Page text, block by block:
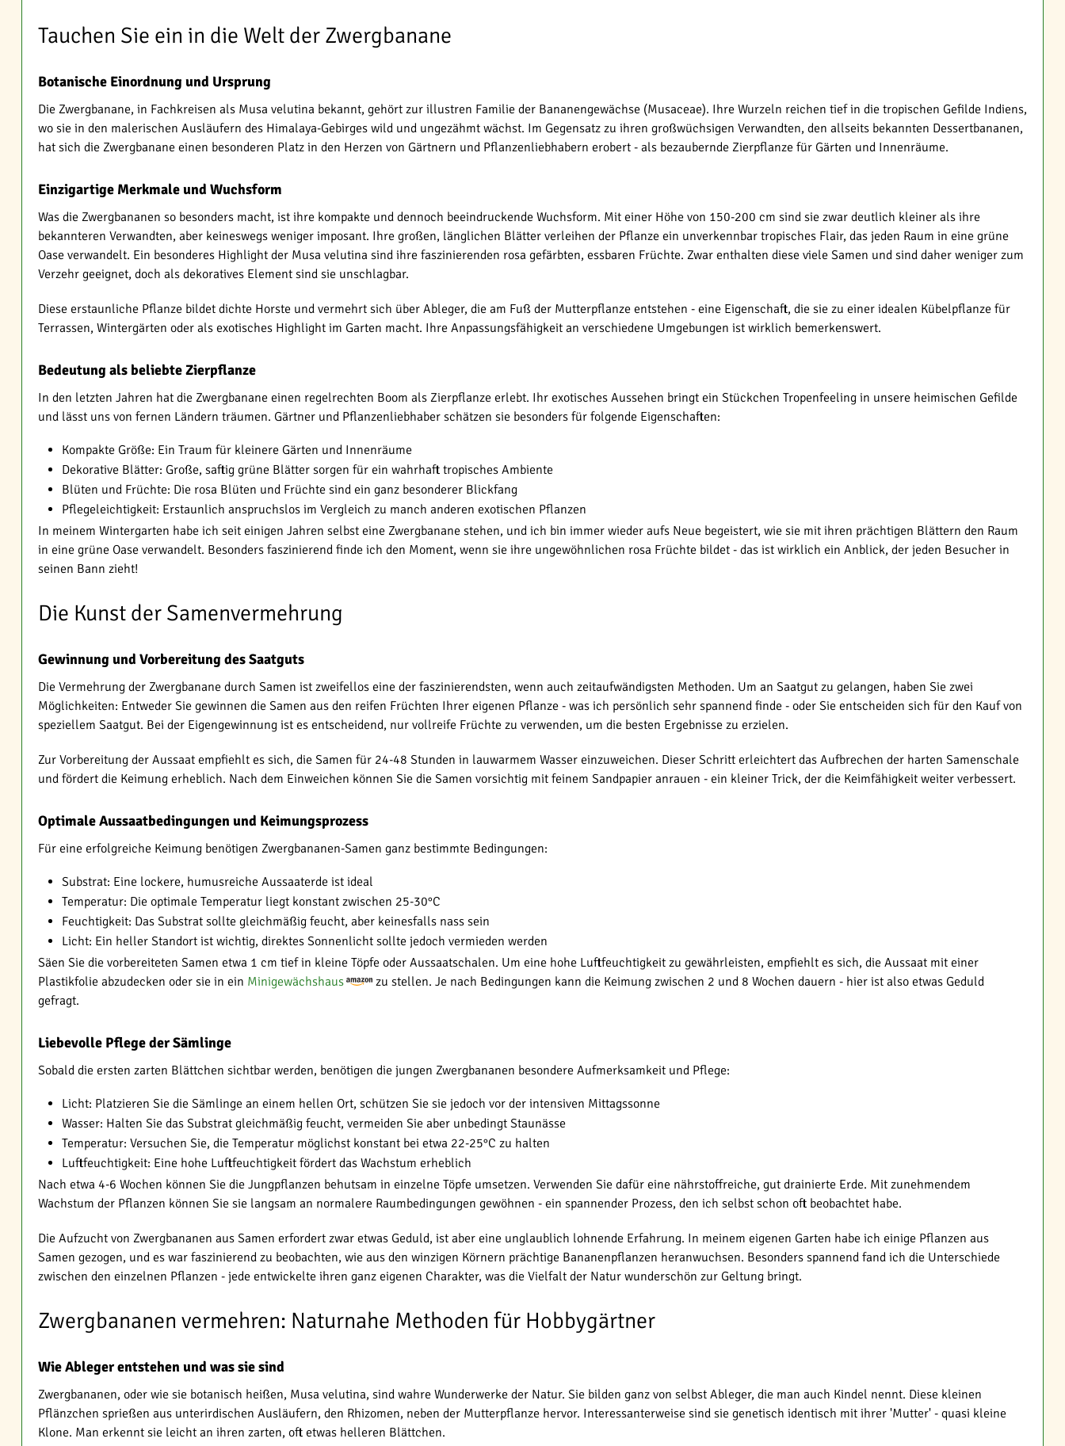
Tauchen Sie ein in die Welt der Zwergbanane
Botanische Einordnung und Ursprung
Die Zwergbanane, in Fachkreisen als Musa velutina bekannt, gehört zur illustren Familie der Bananengewächse (Musaceae). Ihre Wurzeln reichen tief in die tropischen Gefilde Indiens,
wo sie in den malerischen Ausläufern des Himalaya-Gebirges wild und ungezähmt wächst. Im Gegensatz zu ihren großwüchsigen Verwandten, den allseits bekannten Dessertbananen,
hat sich die Zwergbanane einen besonderen Platz in den Herzen von Gärtnern und Pflanzenliebhabern erobert - als bezaubernde Zierpflanze für Gärten und Innenräume.
Einzigartige Merkmale und Wuchsform
Was die Zwergbananen so besonders macht, ist ihre kompakte und dennoch beeindruckende Wuchsform. Mit einer Höhe von 150-200 cm sind sie zwar deutlich kleiner als ihre
bekannteren Verwandten, aber keineswegs weniger imposant. Ihre großen, länglichen Blätter verleihen der Pflanze ein unverkennbar tropisches Flair, das jeden Raum in eine grüne
Oase verwandelt. Ein besonderes Highlight der Musa velutina sind ihre faszinierenden rosa gefärbten, essbaren Früchte. Zwar enthalten diese viele Samen und sind daher weniger zum
Verzehr geeignet, doch als dekoratives Element sind sie unschlagbar.
Diese erstaunliche Pflanze bildet dichte Horste und vermehrt sich über Ableger, die am Fuß der Mutterpflanze entstehen - eine Eigenschaft, die sie zu einer idealen Kübelpflanze für
Terrassen, Wintergärten oder als exotisches Highlight im Garten macht. Ihre Anpassungsfähigkeit an verschiedene Umgebungen ist wirklich bemerkenswert.
Bedeutung als beliebte Zierpflanze
In den letzten Jahren hat die Zwergbanane einen regelrechten Boom als Zierpflanze erlebt. Ihr exotisches Aussehen bringt ein Stückchen Tropenfeeling in unsere heimischen Gefilde
und lässt uns von fernen Ländern träumen. Gärtner und Pflanzenliebhaber schätzen sie besonders für folgende Eigenschaften:
Kompakte Größe: Ein Traum für kleinere Gärten und Innenräume
Dekorative Blätter: Große, saftig grüne Blätter sorgen für ein wahrhaft tropisches Ambiente
Blüten und Früchte: Die rosa Blüten und Früchte sind ein ganz besonderer Blickfang
Pflegeleichtigkeit: Erstaunlich anspruchslos im Vergleich zu manch anderen exotischen Pflanzen
In meinem Wintergarten habe ich seit einigen Jahren selbst eine Zwergbanane stehen, und ich bin immer wieder aufs Neue begeistert, wie sie mit ihren prächtigen Blättern den Raum
in eine grüne Oase verwandelt. Besonders faszinierend finde ich den Moment, wenn sie ihre ungewöhnlichen rosa Früchte bildet - das ist wirklich ein Anblick, der jeden Besucher in
seinen Bann zieht!
Die Kunst der Samenvermehrung
Gewinnung und Vorbereitung des Saatguts
Die Vermehrung der Zwergbanane durch Samen ist zweifellos eine der faszinierendsten, wenn auch zeitaufwändigsten Methoden. Um an Saatgut zu gelangen, haben Sie zwei
Möglichkeiten: Entweder Sie gewinnen die Samen aus den reifen Früchten Ihrer eigenen Pflanze - was ich persönlich sehr spannend finde - oder Sie entscheiden sich für den Kauf von
speziellem Saatgut. Bei der Eigengewinnung ist es entscheidend, nur vollreife Früchte zu verwenden, um die besten Ergebnisse zu erzielen.
Zur Vorbereitung der Aussaat empfiehlt es sich, die Samen für 24-48 Stunden in lauwarmem Wasser einzuweichen. Dieser Schritt erleichtert das Aufbrechen der harten Samenschale
und fördert die Keimung erheblich. Nach dem Einweichen können Sie die Samen vorsichtig mit feinem Sandpapier anrauen - ein kleiner Trick, der die Keimfähigkeit weiter verbessert.
Optimale Aussaatbedingungen und Keimungsprozess
Für eine erfolgreiche Keimung benötigen Zwergbananen-Samen ganz bestimmte Bedingungen:
Substrat: Eine lockere, humusreiche Aussaaterde ist ideal
Temperatur: Die optimale Temperatur liegt konstant zwischen 25-30°C
Feuchtigkeit: Das Substrat sollte gleichmäßig feucht, aber keinesfalls nass sein
Licht: Ein heller Standort ist wichtig, direktes Sonnenlicht sollte jedoch vermieden werden
Säen Sie die vorbereiteten Samen etwa 1 cm tief in kleine Töpfe oder Aussaatschalen. Um eine hohe Luftfeuchtigkeit zu gewährleisten, empfiehlt es sich, die Aussaat mit einer
Plastikfolie abzudecken oder sie in ein Minigewächshaus
zu stellen. Je nach Bedingungen kann die Keimung zwischen 2 und 8 Wochen dauern - hier ist also etwas Geduld
gefragt.
Liebevolle Pflege der Sämlinge
Sobald die ersten zarten Blättchen sichtbar werden, benötigen die jungen Zwergbananen besondere Aufmerksamkeit und Pflege:
Licht: Platzieren Sie die Sämlinge an einem hellen Ort, schützen Sie sie jedoch vor der intensiven Mittagssonne
Wasser: Halten Sie das Substrat gleichmäßig feucht, vermeiden Sie aber unbedingt Staunässe
Temperatur: Versuchen Sie, die Temperatur möglichst konstant bei etwa 22-25°C zu halten
Luftfeuchtigkeit: Eine hohe Luftfeuchtigkeit fördert das Wachstum erheblich
Nach etwa 4-6 Wochen können Sie die Jungpflanzen behutsam in einzelne Töpfe umsetzen. Verwenden Sie dafür eine nährstoffreiche, gut drainierte Erde. Mit zunehmendem
Wachstum der Pflanzen können Sie sie langsam an normalere Raumbedingungen gewöhnen - ein spannender Prozess, den ich selbst schon oft beobachtet habe.
Die Aufzucht von Zwergbananen aus Samen erfordert zwar etwas Geduld, ist aber eine unglaublich lohnende Erfahrung. In meinem eigenen Garten habe ich einige Pflanzen aus
Samen gezogen, und es war faszinierend zu beobachten, wie aus den winzigen Körnern prächtige Bananenpflanzen heranwuchsen. Besonders spannend fand ich die Unterschiede
zwischen den einzelnen Pflanzen - jede entwickelte ihren ganz eigenen Charakter, was die Vielfalt der Natur wunderschön zur Geltung bringt.
Zwergbananen vermehren: Naturnahe Methoden für Hobbygärtner
Wie Ableger entstehen und was sie sind
Zwergbananen, oder wie sie botanisch heißen, Musa velutina, sind wahre Wunderwerke der Natur. Sie bilden ganz von selbst Ableger, die man auch Kindel nennt. Diese kleinen
Pflänzchen sprießen aus unterirdischen Ausläufern, den Rhizomen, neben der Mutterpflanze hervor. Interessanterweise sind sie genetisch identisch mit ihrer 'Mutter' - quasi kleine
Klone. Man erkennt sie leicht an ihren zarten, oft etwas helleren Blättchen.